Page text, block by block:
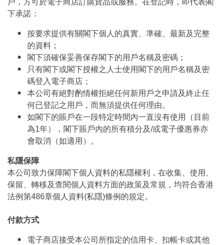
戶，方可於電子商店訂購貨品或服務。在登記時，即代表閣
下承諾：
按要求提供有關閣下個人的真實、準確、最新及完整
的資料；
閣下須確保妥善保存閣下的用戶名稱及密碼；
只有閣下或閣下授權之人士使用閣下的用戶名稱及密
碼登入電子商店；
本公司有絕對酌情權拒絕任何新用戶之申請及終止任
何已登記之用戶，而無須提供任何理由。
如閣下的賬戶在一段特定時間內一直沒有使用（目前
為1年），閣下賬戶內的所有積分及/或電子優惠券亦
會取消（如適用）。
私隱保障
本公司致力保障閣下個人資料的私隱權利，在收集、使用、
保留、轉移及查閱個人資料方面的政策及常規，均符合香港
法例第486章個人資料(私隱)條例的規定。
付款方式
電子商店接受本公司所指定的信用卡、扣帳卡或其他